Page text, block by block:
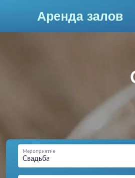
Аренда залов
Новороссийск
Свадьба
Мероприятие